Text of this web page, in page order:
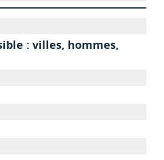
: villes, hommes,